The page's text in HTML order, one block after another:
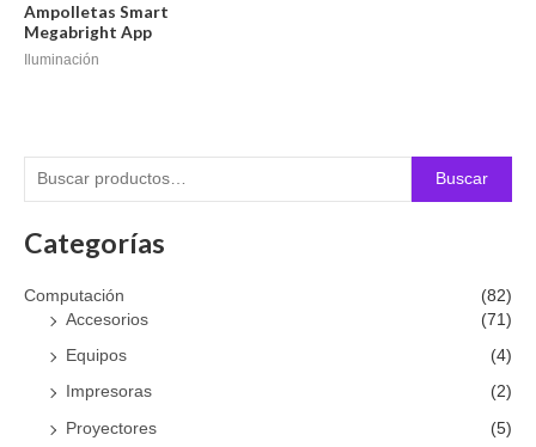
Buscar
Categorías
Computación
(82)
Accesorios
(71)
Equipos (4)
Impresoras (2)
Proyectores (5)
Ampolletas Smart
Megabright App
Iluminación